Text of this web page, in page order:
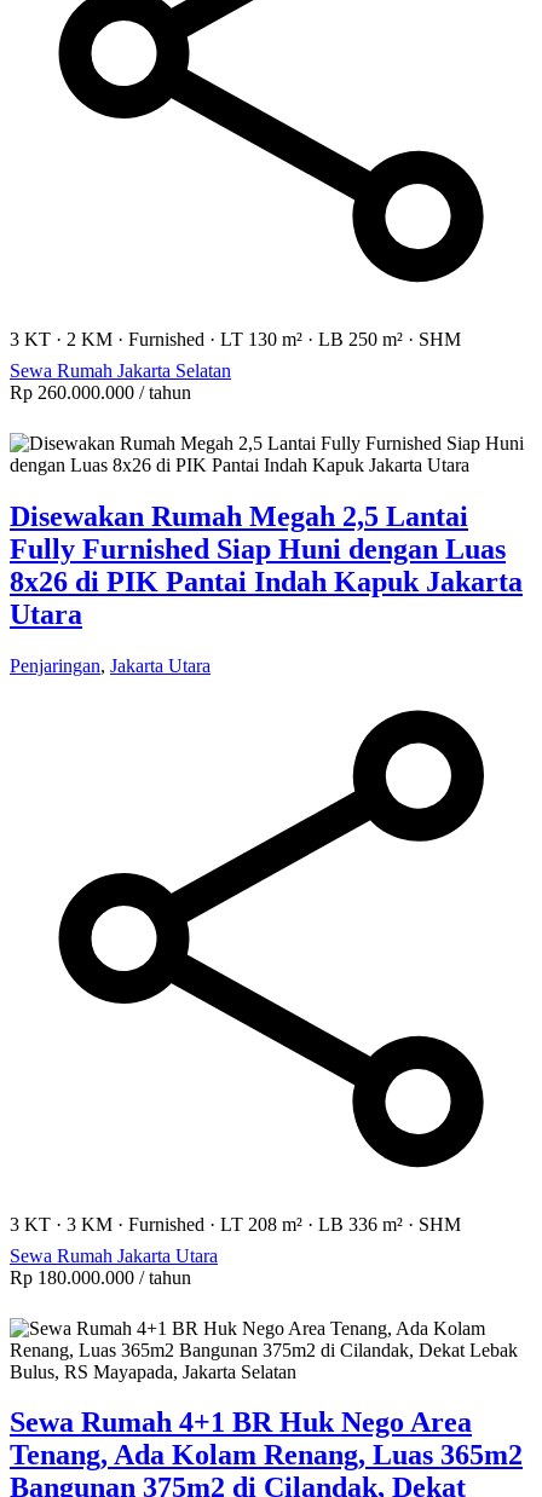
3 KT · 2 KM · Furnished · LT 130 m² · LB 250 m² · SHM
Sewa Rumah Jakarta Selatan
Rp 260.000.000 / tahun
Disewakan Rumah Megah 2,5 Lantai
Fully Furnished Siap Huni dengan Luas
8x26 di PIK Pantai Indah Kapuk Jakarta
Utara
Penjaringan, Jakarta Utara
3 KT · 3 KM · Furnished · LT 208 m² · LB 336 m² · SHM
Sewa Rumah Jakarta Utara
Rp 180.000.000 / tahun
Sewa Rumah 4+1 BR Huk Nego Area
Tenang, Ada Kolam Renang, Luas 365m2
Bangunan 375m2 di Cilandak, Dekat